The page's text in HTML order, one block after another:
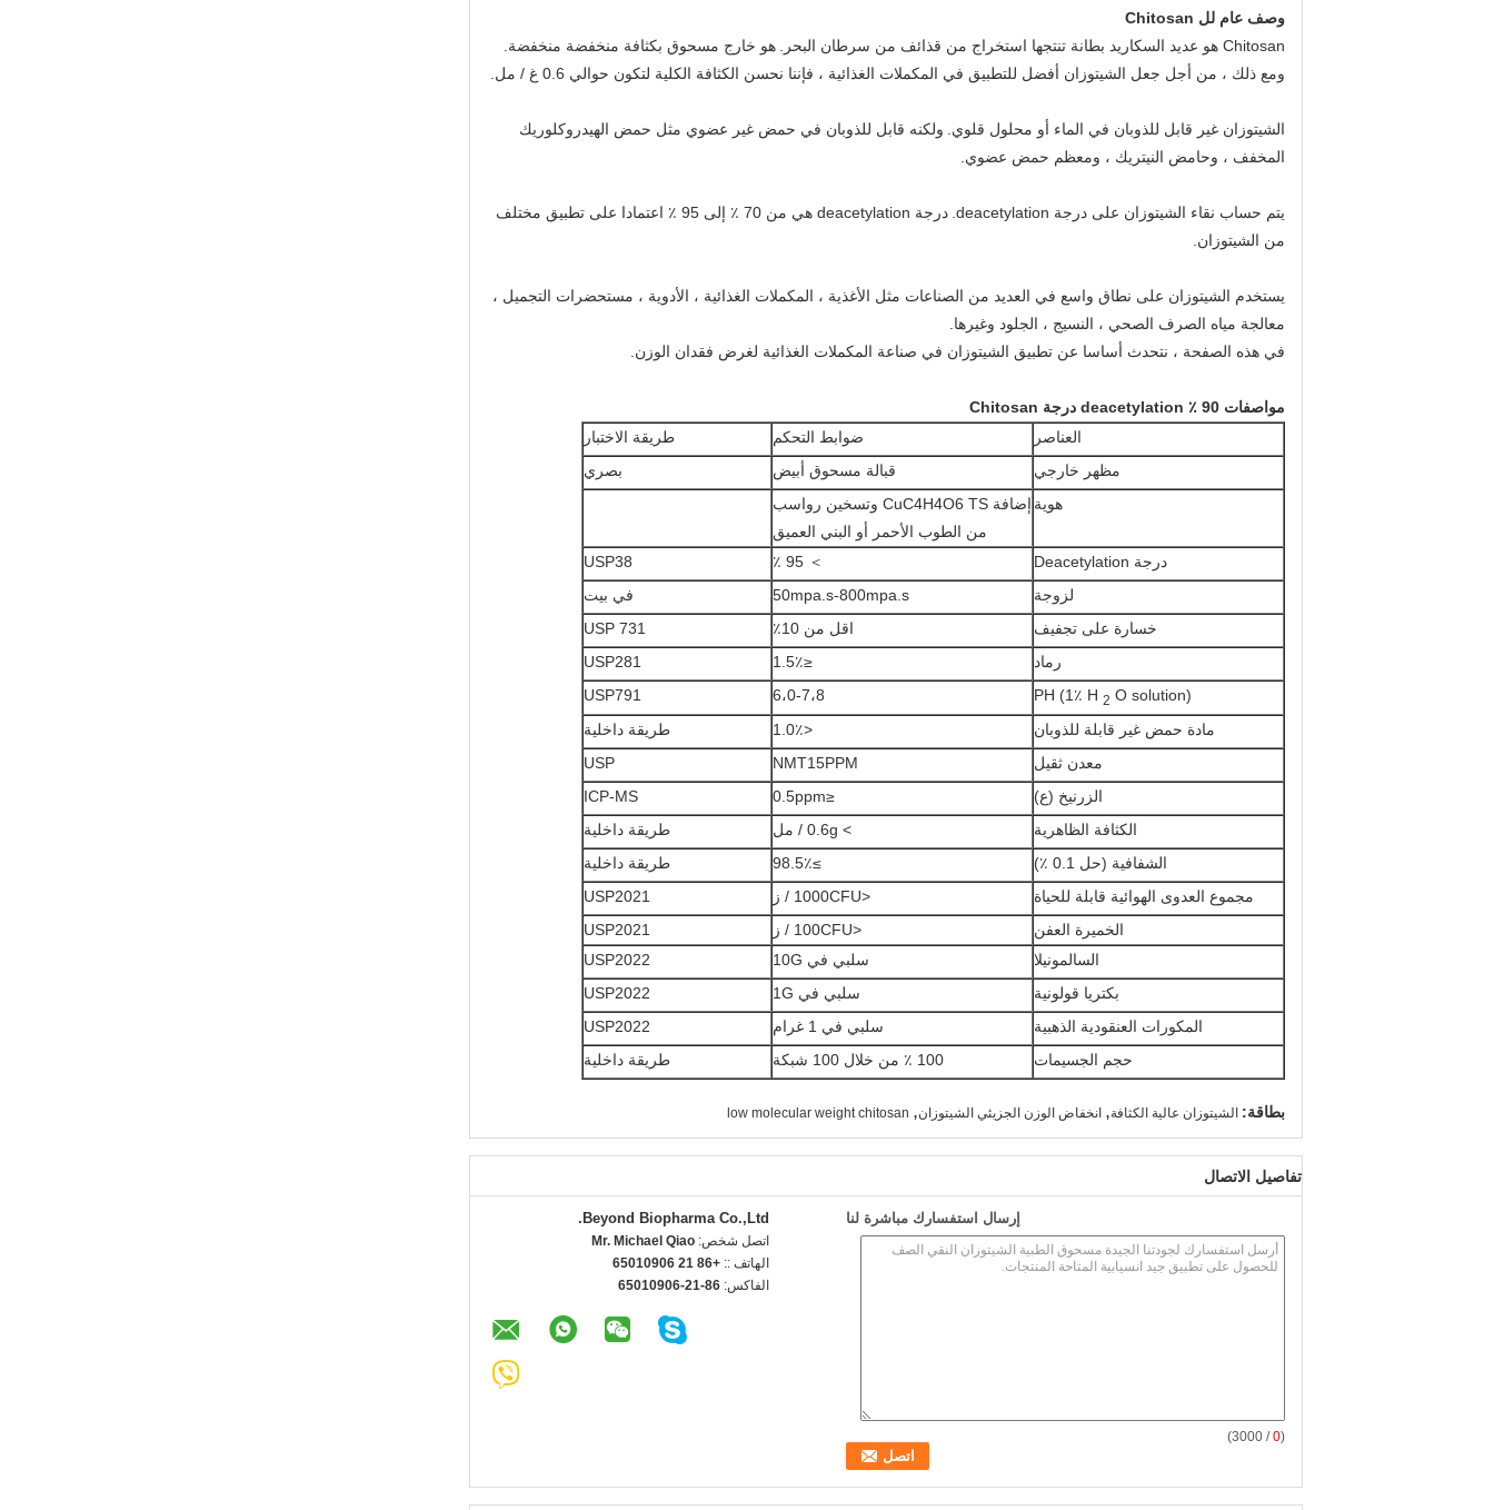
وصف عام لل Chitosan
Chitosan هو عديد السكاريد بطانة تنتجها استخراج من قذائف من سرطان البحر.
هو خارج مسحوق بكثافة منخفضة منخفضة.
ومع ذلك ، من أجل جعل الشيتوزان أفضل للتطبيق في المكملات الغذائية ، فإننا نحسن الكثافة الكلية لتكون حوالي 0.6 غ / مل.
الشيتوزان غير قابل للذوبان في الماء أو محلول قلوي. ولكنه قابل للذوبان في حمض غير عضوي مثل حمض الهيدروكلوريك
المخفف ، وحامض النيتريك ، ومعظم حمض عضوي.
يتم حساب نقاء الشيتوزان على درجة deacetylation.
درجة deacetylation هي من 70 ٪ إلى 95 ٪ اعتمادا على تطبيق مختلف
من الشيتوزان.
يستخدم الشيتوزان على نطاق واسع في العديد من الصناعات مثل الأغذية ، المكملات الغذائية ، الأدوية ، مستحضرات التجميل ،
معالجة مياه الصرف الصحي ، النسيج ، الجلود وغيرها.
في هذه الصفحة ، نتحدث أساسا عن تطبيق الشيتوزان في صناعة المكملات الغذائية لغرض فقدان الوزن.
مواصفات 90 ٪ deacetylation درجة Chitosan
العناصر
ضوابط التحكم
طريقة الاختبار
مظهر خارجي
قبالة مسحوق أبيض
بصري
هوية
إضافة CuC4H4O6 TS وتسخين رواسب
من الطوب الأحمر أو البني العميق
درجة Deacetylation
＞ 95 ٪
USP38
لزوجة
50mpa.s-800mpa.s
في بيت
خسارة على تجفيف
اقل من 10٪
USP 731
رماد
≤1.5٪
USP281
PH (1٪ H 2 O solution) 6،0-7،8
USP791
مادة حمض غير قابلة للذوبان
<1.0٪
طريقة داخلية
معدن ثقيل
NMT15PPM
USP
الزرنيخ (ع)
≤0.5ppm
ICP-MS
الكثافة الظاهرية
> 0.6g / مل
طريقة داخلية
الشفافية (حل 0.1 ٪)
≥98.5٪
طريقة داخلية
مجموع العدوى الهوائية قابلة للحياة
<1000CFU / ز
USP2021
الخميرة العفن
<100CFU / ز
USP2021
السالمونيلا
سلبي في 10G
USP2022
بكتريا قولونية
سلبي في 1G
USP2022
المكورات العنقودية الذهبية
سلبي في 1 غرام
USP2022
حجم الجسيمات
100 ٪ من خلال 100 شبكة طريقة داخلية
بطاقة: الشيتوزان عالية الكثافة, انخفاض الوزن الجزيئي الشيتوزان,
low molecular weight chitosan
تفاصيل الاتصال
Beyond Biopharma Co.,Ltd.
اتصل شخص: Mr. Michael Qiao
الهاتف :: +86 21 65010906
الفاكس: 86-21-65010906
إرسال استفسارك مباشرة لنا
(
0
/ 3000)